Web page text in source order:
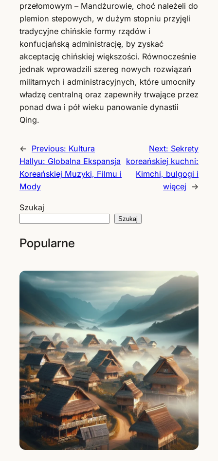
przełomowym – Mandżurowie, choć należeli do
plemion stepowych, w dużym stopniu przyjęli
tradycyjne chińskie formy rządów i
konfucjańską administrację, by zyskać
akceptację chińskiej większości. Równocześnie
jednak wprowadzili szereg nowych rozwiązań
militarnych i administracyjnych, które umocniły
władzę centralną oraz zapewniły trwające przez
ponad dwa i pół wieku panowanie dynastii
Qing.
← Previous: Kultura
Hallyu: Globalna Ekspansja
Koreańskiej Muzyki, Filmu i
Mody
Next: Sekrety
koreańskiej kuchni:
Kimchi, bulgogi i
więcej
→
Szukaj
Szukaj
Popularne